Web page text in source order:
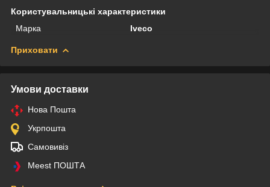
Користувальницькі характеристики
Марка
Iveco
Приховати
Умови доставки
Нова Пошта
Укрпошта
Самовивіз
Meest ПОШТА